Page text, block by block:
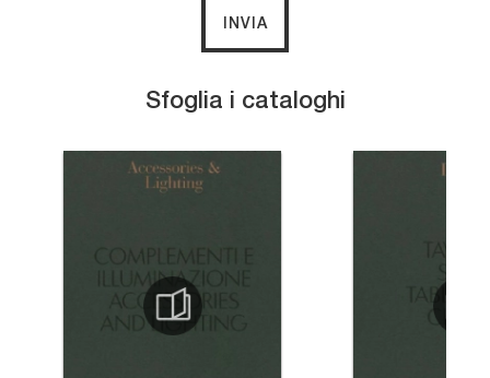
Sfoglia i cataloghi
INVIA